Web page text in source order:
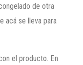
de otra
acá se lleva para
el producto. En